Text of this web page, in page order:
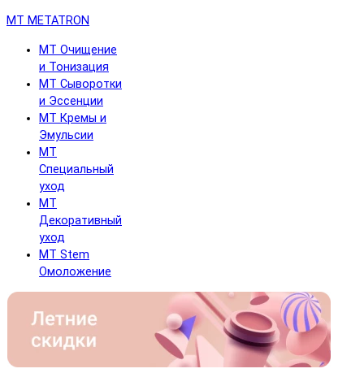
MT METATRON
MT Очищение
и Тонизация
MT Сыворотки
и Эссенции
MT Кремы и
Эмульсии
MT
Специальный
уход
MT
Декоративный
уход
MT Stem
Омоложение